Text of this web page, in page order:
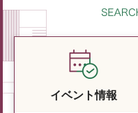
イベント情報